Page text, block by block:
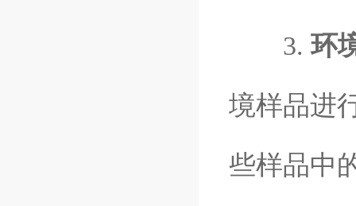
3.环
境样品进
些样品中